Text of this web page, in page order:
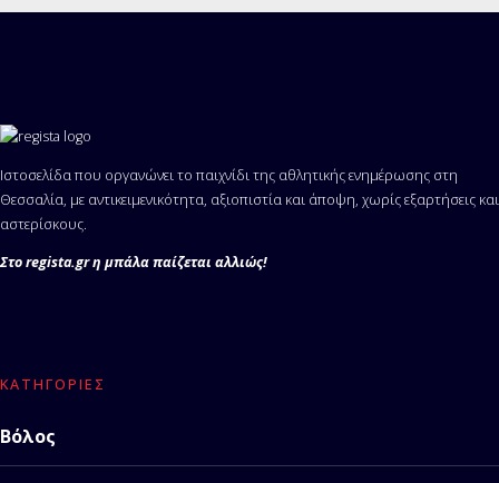
Ιστοσελίδα που οργανώνει το παιχνίδι της αθλητικής ενημέρωσης στη
Θεσσαλία, με αντικειμενικότητα, αξιοπιστία και άποψη, χωρίς εξαρτήσεις και
αστερίσκους.
Στο regista.gr η μπάλα παίζεται αλλιώς!
ΚΑΤΗΓΟΡΊΕΣ
Βόλος